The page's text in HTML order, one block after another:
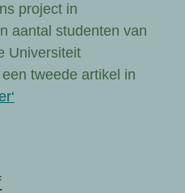
project in
aantal studenten van
Universiteit
tweede artikel in
‘